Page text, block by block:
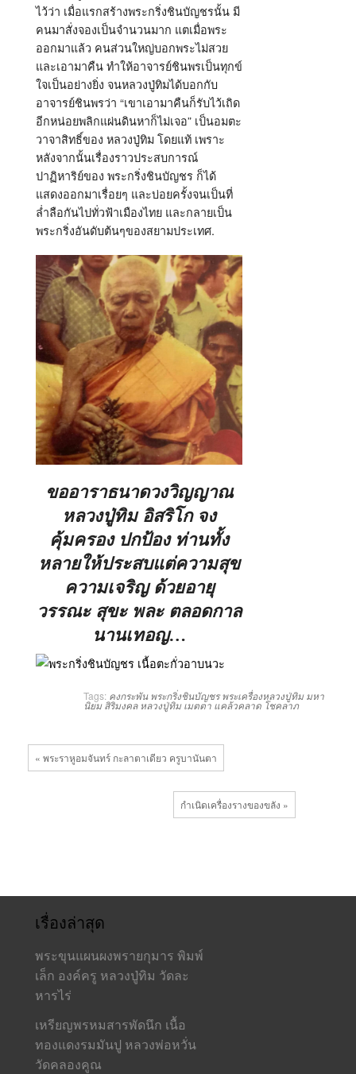
ไว้ว่า เมื่อแรกสร้างพระกริ่งชินบัญชรนั้น มี
คนมาสั่งจองเป็นจำนวนมาก แตเมื่อพระ
ออกมาแล้ว คนส่วนใหญ่บอกพระไม่สวย
และเอามาคืน ทำให้อาจารย์ชินพรเป็นทุกข์
ใจเป็นอย่างยิ่ง จนหลวงปู่ทิมได้บอกกับ
อาจารย์ชินพรว่า “เขาเอามาคืนก็รับไว้เถิด
อีกหน่อยพลิกแผ่นดินหาก็ไม่เจอ” เป็นอมตะ
วาจาสิทธิ์ของ หลวงปู่ทิม โดยแท้ เพราะ
หลังจากนั้นเรื่องราวประสบการณ์
ปาฏิหาริย์ของ พระกริ่งชินบัญชร ก็ได้
แสดงออกมาเรื่อยๆ และบ่อยครั้งจนเป็นที่
ล่ำลือกันไปทั่วฟ้าเมืองไทย และกลายเป็น
พระกริ่งอันดับต้นๆของสยามประเทศ.
ขออาราธนาดวงวิญญาณ
หลวงปู่ทิม อิสริโก จง
คุ้มครอง ปกป้อง ท่านทั้ง
หลายให้ประสบแต่ความสุข
ความเจริญ ด้วยอายุ
วรรณะ สุขะ พละ ตลอดกาล
นานเทอญ…
Tags: คงกระพัน พระกริ่งชินบัญชร พระเครื่องหลวงปู่ทิม มหา
นิยม สิริมงคล หลวงปู่ทิม เมตตา แคล้วคลาด โชคลาภ
« พระราหูอมจันทร์ กะลาตาเดียว ครูบานันตา
กำเนิดเครื่องรางของขลัง »
เรื่องล่าสุด
พระขุนแผนผงพรายกุมาร พิมพ์
เล็ก องค์ครู หลวงปู่ทิม วัดละ
หารไร่
เหรียญพรหมสารพัดนึก เนื้อ
ทองแดงรมมันปู หลวงพ่อหวั่น
วัดคลองคูณ